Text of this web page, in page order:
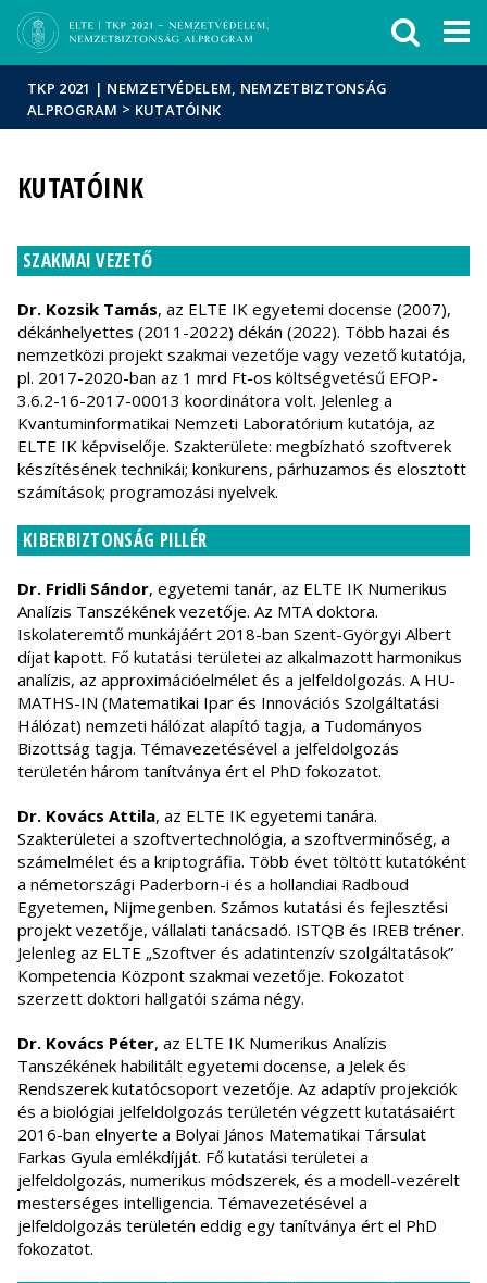
Hírek
Események
ELTE a
sajtóban
TKP 2021 | NEMZETVÉDELEM, NEMZETBIZTONSÁG
ALPROGRAM > KUTATÓINK
KUTATÓINK
SZAKMAI VEZETŐ
Dr. Kozsik Tamás, az ELTE IK egyetemi docense (2007),
dékánhelyettes (2011-2022) dékán (2022). Több hazai és
nemzetközi projekt szakmai vezetője vagy vezető kutatója,
pl. 2017-2020-ban az 1 mrd Ft-os költségvetésű EFOP-
3.6.2-16-2017-00013 koordinátora volt. Jelenleg a
Kvantuminformatikai Nemzeti Laboratórium kutatója, az
ELTE IK képviselője. Szakterülete: megbízható szoftverek
készítésének technikái; konkurens, párhuzamos és elosztott
számítások; programozási nyelvek.
KIBERBIZTONSÁG PILLÉR
Dr. Fridli Sándor, egyetemi tanár, az ELTE IK Numerikus
Analízis Tanszékének vezetője. Az MTA doktora.
Iskolateremtő munkájáért 2018-ban Szent-Györgyi Albert
díjat kapott. Fő kutatási területei az alkalmazott harmonikus
analízis, az approximációelmélet és a jelfeldolgozás. A HU-
MATHS-IN (Matematikai Ipar és Innovációs Szolgáltatási
Hálózat) nemzeti hálózat alapító tagja, a Tudományos
Bizottság tagja. Témavezetésével a jelfeldolgozás
területén három tanítványa ért el PhD fokozatot.
Dr. Kovács Attila, az ELTE IK egyetemi tanára.
Szakterületei a szoftvertechnológia, a szoftverminőség, a
számelmélet és a kriptográfia. Több évet töltött kutatóként
a németországi Paderborn-i és a hollandiai Radboud
Egyetemen, Nijmegenben. Számos kutatási és fejlesztési
projekt vezetője, vállalati tanácsadó. ISTQB és IREB tréner.
Jelenleg az ELTE „Szoftver és adatintenzív szolgáltatások”
Kompetencia Központ szakmai vezetője. Fokozatot
szerzett doktori hallgatói száma négy.
Dr. Kovács Péter, az ELTE IK Numerikus Analízis
Tanszékének habilitált egyetemi docense, a Jelek és
Rendszerek kutatócsoport vezetője. Az adaptív projekciók
és a biológiai jelfeldolgozás területén végzett kutatásaiért
2016-ban elnyerte a Bolyai János Matematikai Társulat
Farkas Gyula emlékdíjját. Fő kutatási területei a
jelfeldolgozás, numerikus módszerek, és a modell-vezérelt
mesterséges intelligencia. Témavezetésével a
jelfeldolgozás területén eddig egy tanítványa ért el PhD
fokozatot.